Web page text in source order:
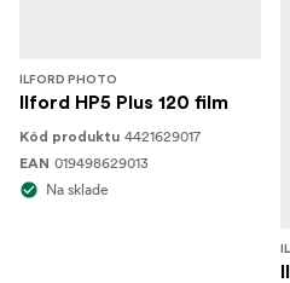
ILFORD PHOTO
Ilford HP5 Plus 120 film
Kód produktu 4421629017
EAN 019498629013
Na sklade